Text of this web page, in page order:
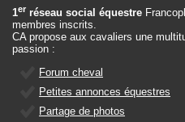
1er réseau social équestre
membres inscrits.
CA propose aux cavaliers une
passion :
Forum cheval
Petites annonces équestres
Partage de photos